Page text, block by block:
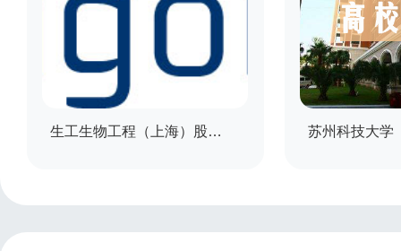
生工生物工程（上海）股份有限公司 苏州科技大学